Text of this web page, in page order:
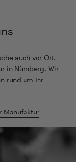
auch vor Ort.
in Nürnberg. Wir
rund um Ihr
Manufaktur